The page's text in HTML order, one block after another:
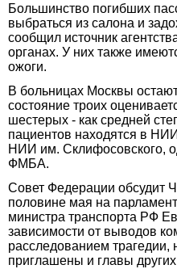
Большинство погибших
выбраться из салона и
сообщил источник
органах. У них также
ожоги.
В больницах Москвы
состояние троих
шестерых - как средней
пациентов находятся в
НИИ им. Склифосовского,
ФМБА.
Совет Федерации обсудит
половине мая на
министра транспорта РФ
зависимости от выводов
расследованием трагедии,
приглашены и главы